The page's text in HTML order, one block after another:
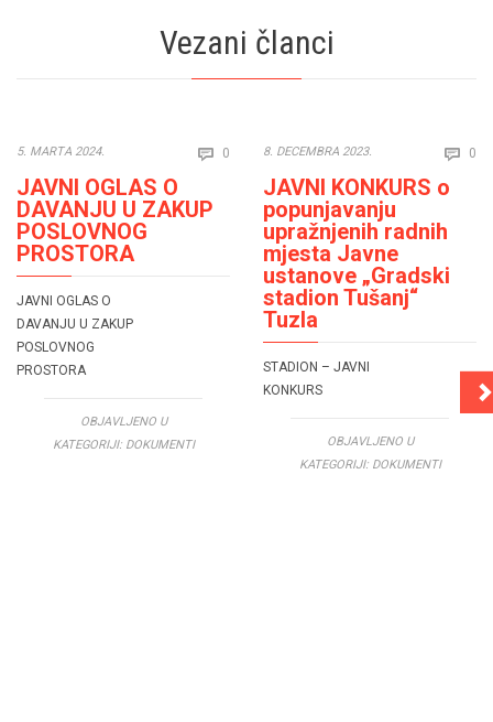
Vezani članci
5. MARTA 2024.  0 Comments
JAVNI OGLAS O
DAVANJU U ZAKUP
POSLOVNOG
PROSTORA
JAVNI OGLAS O
DAVANJU U ZAKUP
POSLOVNOG
PROSTORA
OBJAVLJENO U
KATEGORIJI: DOKUMENTI
8. DECEMBRA 2023.  0
JAVNI KONKURS o
popunjavanju
upražnjenih radnih
mjesta Javne
ustanove „Gradski
stadion Tušanj“
Tuzla
STADION – JAVNI
KONKURS
OBJAVLJENO U
KATEGORIJI: DOKUMENTI